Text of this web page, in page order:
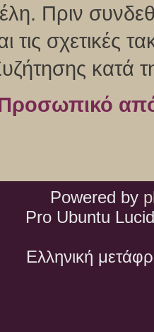
Πριν
τις σχετικές
κατά
Powered by
Pro Ubuntu
Ελληνική